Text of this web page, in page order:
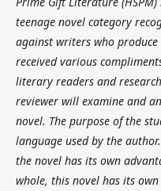
teenage novel category
against writers who
received various
literary readers and
reviewer will examine and
novel. The purpose of the
language used by the
the novel has its own
whole, this novel has its